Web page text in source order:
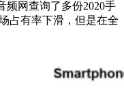
频网查询了多份2020手
占有率下滑，但是在全